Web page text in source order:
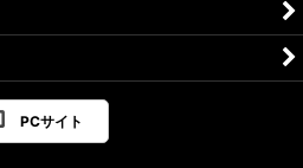
PCサイト